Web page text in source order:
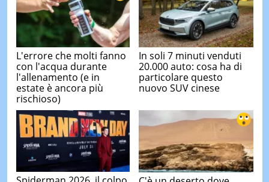
L'errore che molti fanno
con l'acqua durante
l'allenamento (e in
estate è ancora più
rischioso)
In soli 7 minuti venduti
20.000 auto: cosa ha di
particolare questo
nuovo SUV cinese